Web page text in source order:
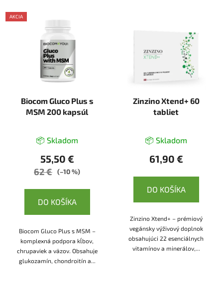
AKCIA
Biocom Gluco Plus s
MSM 200 kapsúl
📦 Skladom
55,50 €
62 € (–10 %)
DO KOŠÍKA
Biocom Gluco Plus s MSM –
komplexná podpora kĺbov,
chrupaviek a väzov. Obsahuje
glukozamín, chondroitín a...
Zinzino Xtend+ 60
tabliet
📦 Skladom
61,90 €
DO KOŠÍKA
Zinzino Xtend+ – prémiový
vegánsky výživový doplnok
obsahujúci 22 esenciálnych
vitamínov a minerálov,...